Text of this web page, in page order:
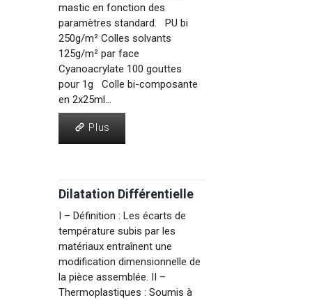
mastic en fonction des
paramètres standard. PU bi
250g/m² Colles solvants
125g/m² par face
Cyanoacrylate 100 gouttes
pour 1g Colle bi-composante
en 2x25ml...
Plus
Plus
Dilatation Différentielle
I – Définition : Les écarts de
température subis par les
matériaux entraînent une
modification dimensionnelle de
la pièce assemblée. II –
Thermoplastiques : Soumis à